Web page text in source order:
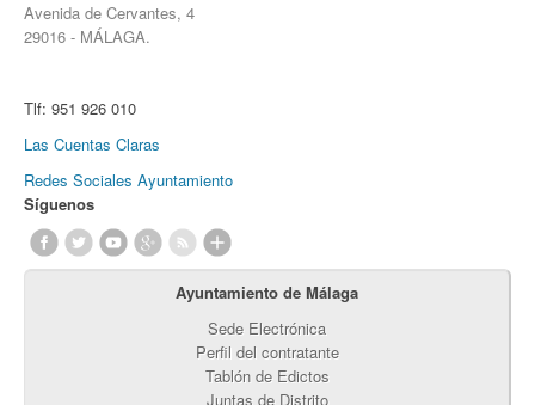
Avenida de Cervantes, 4
29016 - MÁLAGA.
Tlf: 951 926 010
Las Cuentas Claras
Redes Sociales Ayuntamiento
Síguenos
Ayuntamiento de Málaga
Sede Electrónica
Perfil del contratante
Tablón de Edictos
Juntas de Distrito